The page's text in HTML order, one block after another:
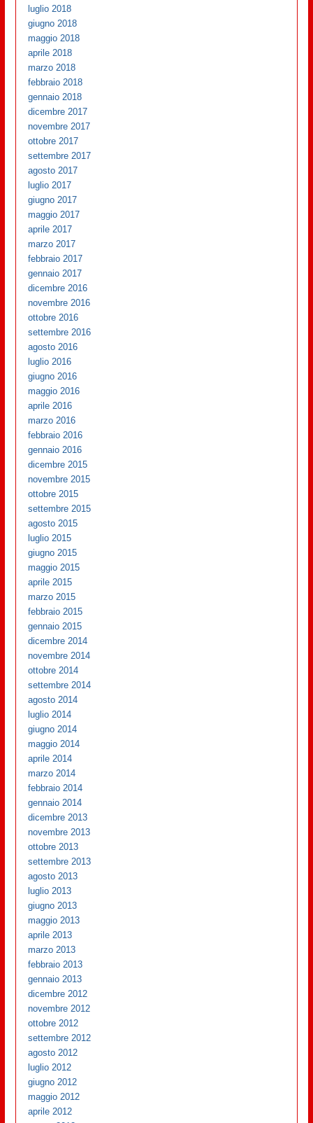
luglio 2018
giugno 2018
maggio 2018
aprile 2018
marzo 2018
febbraio 2018
gennaio 2018
dicembre 2017
novembre 2017
ottobre 2017
settembre 2017
agosto 2017
luglio 2017
giugno 2017
maggio 2017
aprile 2017
marzo 2017
febbraio 2017
gennaio 2017
dicembre 2016
novembre 2016
ottobre 2016
settembre 2016
agosto 2016
luglio 2016
giugno 2016
maggio 2016
aprile 2016
marzo 2016
febbraio 2016
gennaio 2016
dicembre 2015
novembre 2015
ottobre 2015
settembre 2015
agosto 2015
luglio 2015
giugno 2015
maggio 2015
aprile 2015
marzo 2015
febbraio 2015
gennaio 2015
dicembre 2014
novembre 2014
ottobre 2014
settembre 2014
agosto 2014
luglio 2014
giugno 2014
maggio 2014
aprile 2014
marzo 2014
febbraio 2014
gennaio 2014
dicembre 2013
novembre 2013
ottobre 2013
settembre 2013
agosto 2013
luglio 2013
giugno 2013
maggio 2013
aprile 2013
marzo 2013
febbraio 2013
gennaio 2013
dicembre 2012
novembre 2012
ottobre 2012
settembre 2012
agosto 2012
luglio 2012
giugno 2012
maggio 2012
aprile 2012